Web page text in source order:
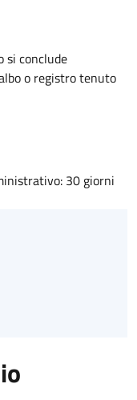
si conclude
o registro tenuto
30 giorni